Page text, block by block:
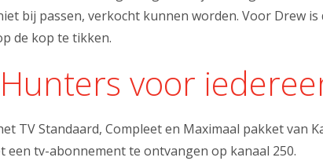
bij passen, verkocht kunnen worden. Voor Drew
de kop te tikken.
voor
TV Standaard, Compleet en Maximaal pakket van
een tv-abonnement te ontvangen op kanaal 250.